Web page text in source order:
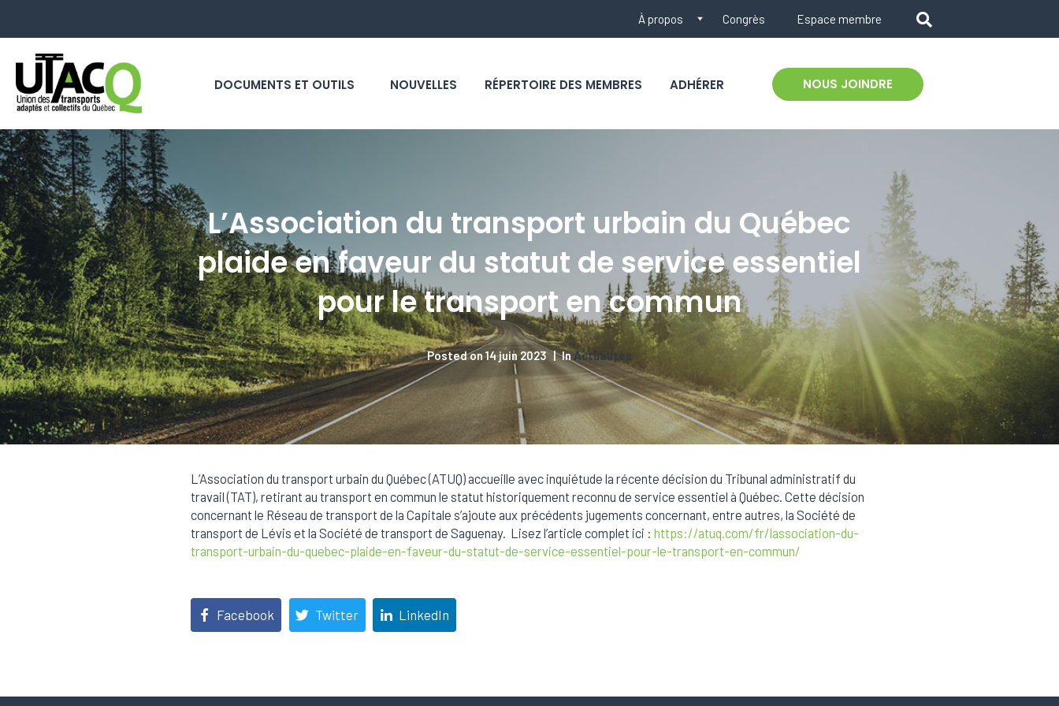
À propos Congrès Espace membre
DOCUMENTS ET OUTILS NOUVELLES RÉPERTOIRE DES MEMBRES ADHÉRER NOUS JOINDRE
L’Association du transport urbain du Québec
plaide en faveur du statut de service essentiel
pour le transport en commun
Posted on14 juin 2023 InActualités
L’Association du transport urbain du Québec (ATUQ) accueille avec inquiétude la récente décision du Tribunal administratif du
travail (TAT), retirant au transport en commun le statut historiquement reconnu de service essentiel à Québec. Cette décision
concernant le Réseau de transport de la Capitale s’ajoute aux précédents jugements concernant, entre autres, la Société de
transport de Lévis et la Société de transport de Saguenay. Lisez l’article complet ici : https://atuq.com/fr/lassociation-du-
transport-urbain-du-quebec-plaide-en-faveur-du-statut-de-service-essentiel-pour-le-transport-en-commun/
Facebook Twitter LinkedIn